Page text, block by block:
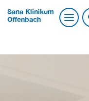
Sana Klinikum
Offenbach